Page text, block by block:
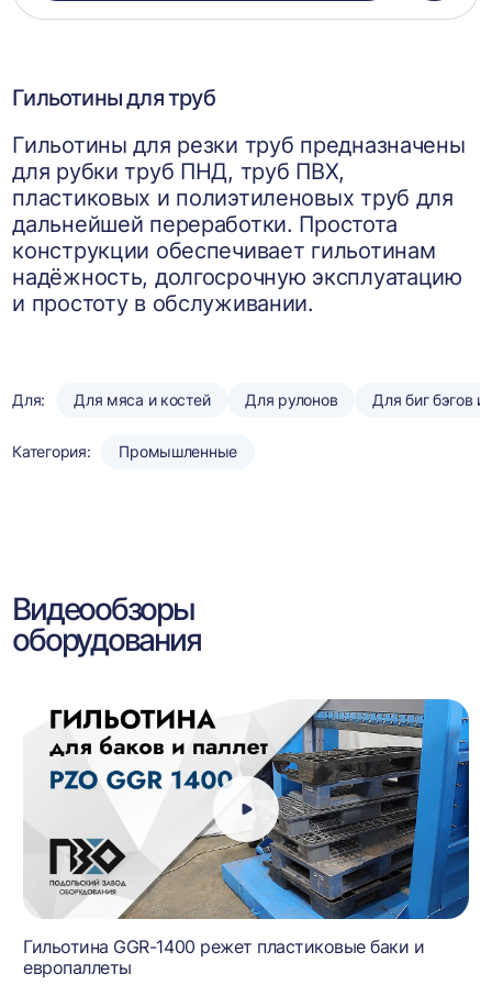
Гильотины для труб
Гильотины для резки труб предназначены
для рубки труб ПНД, труб ПВХ,
пластиковых и полиэтиленовых труб для
дальнейшей переработки. Простота
конструкции обеспечивает гильотинам
надёжность, долгосрочную эксплуатацию
и простоту в обслуживании.
Для: Для мяса и костей Для рулонов Для биг бэгов
Категория: Промышленные
Видеообзоры
оборудования
Гильотина GGR-1400 режет пластиковые баки и
европаллеты